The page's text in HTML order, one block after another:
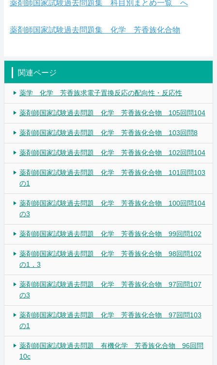
薬剤師国家試験過去問題集 科目別まとめ一覧 へ
薬剤師国家試験過去問題集 化学 芳香族化合物
関連ページ
薬学 化学 芳香族求電子置換反応の配向性・反応性
薬剤師国家試験過去問題 化学 芳香族化合物 105回問104
薬剤師国家試験過去問題 化学 芳香族化合物 103回問8
薬剤師国家試験過去問題 化学 芳香族化合物 102回問104
薬剤師国家試験過去問題 化学 芳香族化合物 101回問103
の1
薬剤師国家試験過去問題 化学 芳香族化合物 100回問104
の3
薬剤師国家試験過去問題 化学 芳香族化合物 99回問102
薬剤師国家試験過去問題 化学 芳香族化合物 98回問102
の1，3
薬剤師国家試験過去問題 化学 芳香族化合物 97回問107
の3
薬剤師国家試験過去問題 化学 芳香族化合物 97回問103
の1
薬剤師国家試験過去問題 有機化学 芳香族化合物 96回問
10c